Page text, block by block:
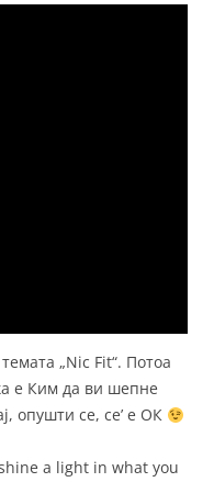
„Nic Fit“. Потоа
е Ким да ви шепне
опушти се, се’ е ОК
a light in what you